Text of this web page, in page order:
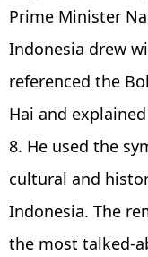
Prime Minister
Indonesia drew
referenced the
Hai and
8. He used the
cultural and
Indonesia. The
the most talked-